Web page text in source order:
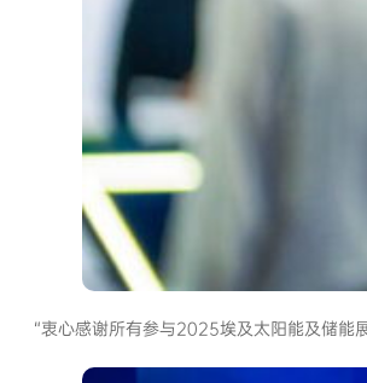
“衷心感谢所有参与2025埃及太阳能及储能